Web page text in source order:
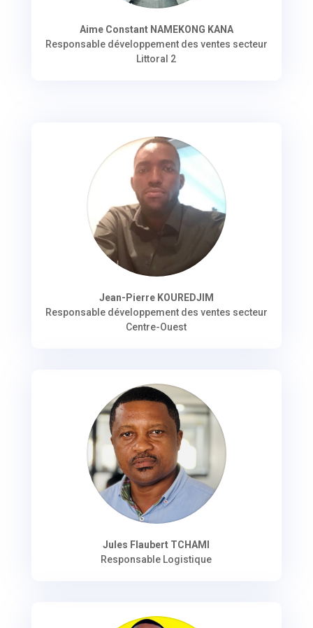
Aime Constant NAMEKONG KANA
Responsable développement des ventes secteur
Littoral 2
Jean-Pierre KOUREDJIM
Responsable développement des ventes secteur
Centre-Ouest
Jules Flaubert TCHAMI
Responsable Logistique